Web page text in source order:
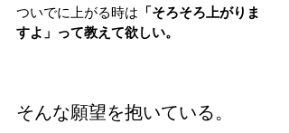
ついでに上がる時は 「そろそろ上がりま
すよ」って教えて欲しい。
そんな願望を抱いている。